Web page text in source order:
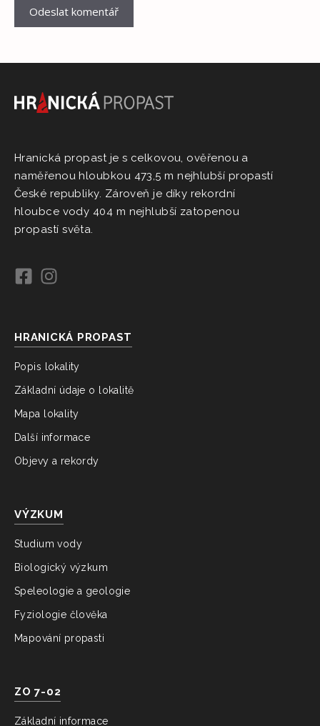
Hranická propast je s celkovou, ověřenou a
naměřenou hloubkou 473,5 m nejhlubší propastí
České republiky. Zároveň je díky rekordní
hloubce vody 404 m nejhlubší zatopenou
propastí světa.
HRANICKÁ PROPAST
Popis lokality
Základní údaje o lokalitě
Mapa lokality
Další informace
Objevy a rekordy
VÝZKUM
Studium vody
Biologický výzkum
Speleologie a geologie
Fyziologie člověka
Mapování propasti
ZO 7-02
Základní informace